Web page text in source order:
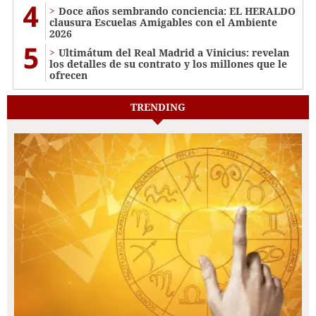
4
Doce años sembrando conciencia: EL HERALDO
clausura Escuelas Amigables con el Ambiente
2026
5
Ultimátum del Real Madrid a Vinicius: revelan
los detalles de su contrato y los millones que le
ofrecen
TRENDING